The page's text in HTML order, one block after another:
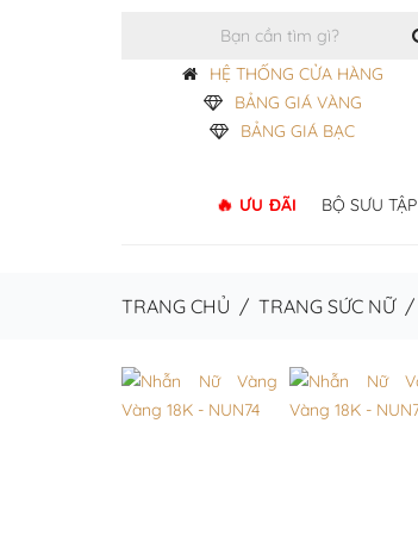
HỆ THỐNG CỬA HÀNG
BẢNG GIÁ VÀNG
BẢNG GIÁ BẠC
ƯU ĐÃI BỘ SƯU TẬP
TRANG CHỦ / TRANG SỨC NỮ/